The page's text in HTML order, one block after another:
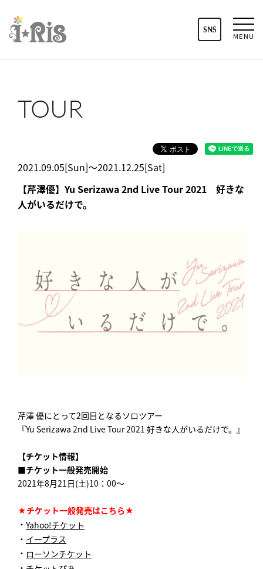
SNS
MENU
TOUR
2021.09.05[Sun]〜2021.12.25[Sat]
【芹澤優】Yu Serizawa 2nd Live Tour 2021 好きな
人がいるだけで。
芹澤 優にとって2回目となるソロツアー
『Yu Serizawa 2nd Live Tour 2021 好きな人がいるだけで。』
【チケット情報】
■チケット一般発売開始
2021年8月21日(土)10：00～
★チケット一般発売はこちら★
・ Yahoo!チケット
・ イープラス
・ ローソンチケット